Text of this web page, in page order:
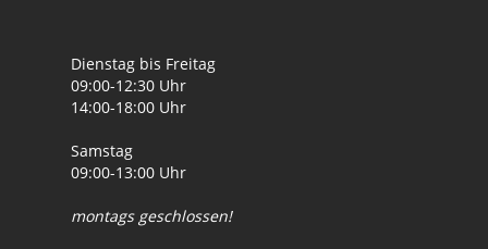
Dienstag bis Freitag
09:00-12:30 Uhr
14:00-18:00 Uhr
Samstag
09:00-13:00 Uhr
montags geschlossen!